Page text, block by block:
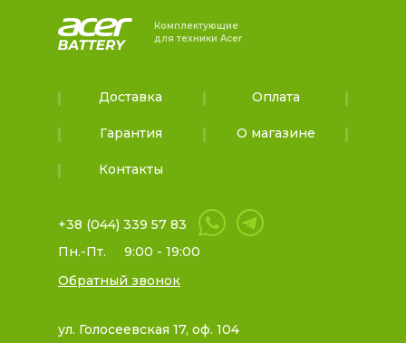
Комплектующие
для техники Acer
Доставка Оплата
Гарантия О магазине
Контакты
+38 (044) 339 57 83
Пн.-Пт.
9:00 - 19:00
Обратный звонок
ул. Голосеевская 17, оф. 104